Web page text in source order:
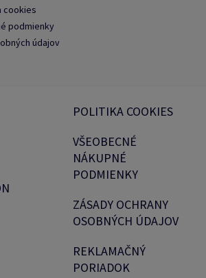
cookies
podmienky
údajov
POLITIKA COOKIES
VŠEOBECNÉ
NÁKUPNÉ
PODMIENKY
ZÁSADY OCHRANY
OSOBNÝCH ÚDAJOV
REKLAMAČNÝ
PORIADOK